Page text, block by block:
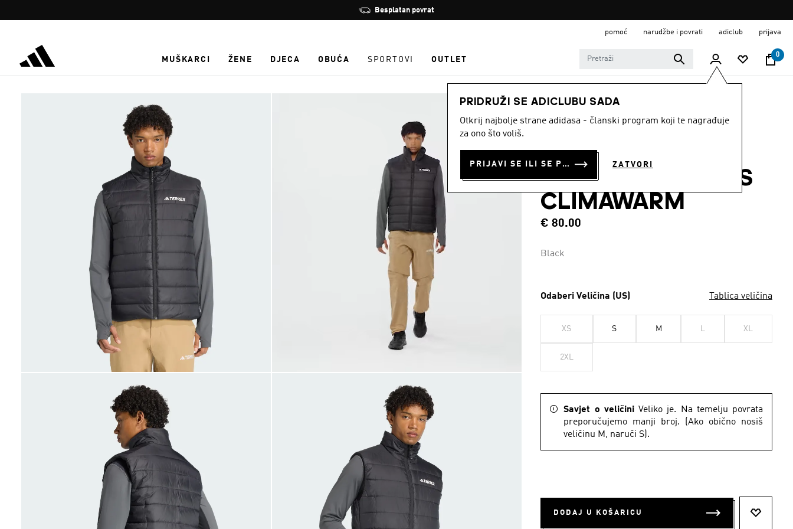
Zaustavi
rotaciju
Besplatan povrat
pomoć narudžbe i povrati adiclub prijava
MUŠKARCI ŽENE DJECA OBUĆA SPORTOVI OUTLET
0
PRIDRUŽI SE ADICLUBU SADA
Otkrij najbolje strane adidasa - članski program koji te nagrađuje
za ono što voliš.
PRIJAVI SE ILI SE PRIDRUŽI SADA ZATVORI
MUŠKARCI Odjeća
PODSTAVLJENI
PRSLUK TERREX
MULTI ESSENTIALS
CLIMAWARM
€ 80.00
Black
Odaberi Veličina (US) Tablica veličina
XS S M L XL
2XL
Savjet o veličiniVeliko je. Na temelju povrata
preporučujemo manji broj. (Ako obično nosiš
veličinu M, naruči S).
DODAJ U KOŠARICU